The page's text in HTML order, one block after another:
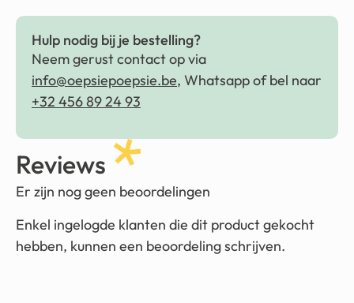
Hulp nodig bij je bestelling?
Neem gerust contact op via
info@oepsiepoepsie.be, Whatsapp of bel naar
+32 456 89 24 93
Reviews
Er zijn nog geen beoordelingen
Enkel ingelogde klanten die dit product gekocht
hebben, kunnen een beoordeling schrijven.